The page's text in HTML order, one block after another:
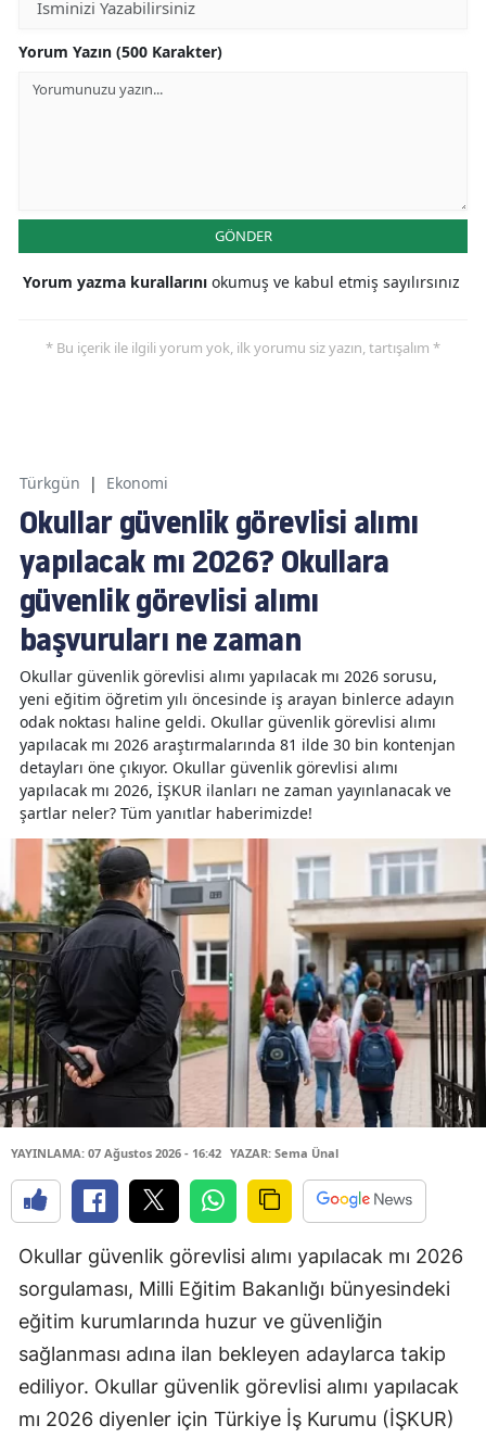
Yorum Yazın (500 Karakter)
GÖNDER
Yorum yazma kurallarını okumuş ve kabul etmiş sayılırsınız
* Bu içerik ile ilgili yorum yok, ilk yorumu siz yazın, tartışalım *
Türkgün | Ekonomi
Okullar güvenlik görevlisi alımı
yapılacak mı 2026? Okullara
güvenlik görevlisi alımı
başvuruları ne zaman
Okullar güvenlik görevlisi alımı yapılacak mı 2026 sorusu,
yeni eğitim öğretim yılı öncesinde iş arayan binlerce adayın
odak noktası haline geldi. Okullar güvenlik görevlisi alımı
yapılacak mı 2026 araştırmalarında 81 ilde 30 bin kontenjan
detayları öne çıkıyor. Okullar güvenlik görevlisi alımı
yapılacak mı 2026, İŞKUR ilanları ne zaman yayınlanacak ve
şartlar neler? Tüm yanıtlar haberimizde!
YAYINLAMA: 07 Ağustos 2026 - 16:42 YAZAR: Sema Ünal
Okullar güvenlik görevlisi alımı yapılacak mı 2026
sorgulaması, Milli Eğitim Bakanlığı bünyesindeki
eğitim kurumlarında huzur ve güvenliğin
sağlanması adına ilan bekleyen adaylarca takip
ediliyor. Okullar güvenlik görevlisi alımı yapılacak
mı 2026 diyenler için Türkiye İş Kurumu (İŞKUR)